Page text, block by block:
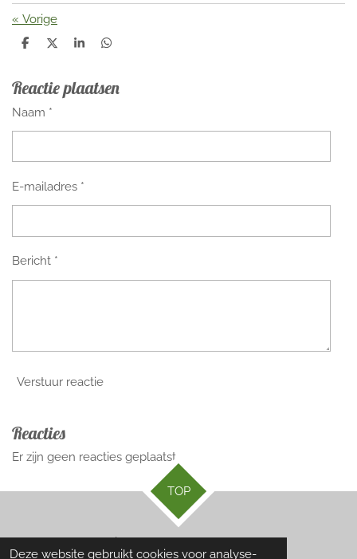
Deze website gebruikt cookies voor analyse-
« Vorige
D
e
n
D
l
S
r
e
D
e
n
Reactie plaatsen
Naam *
E-mailadres *
Bericht *
Verstuur reactie
Reacties
Er zijn geen reacties geplaatst.
TOP
© 2021 - 2026 Marlisa Hof